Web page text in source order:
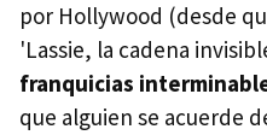
por Hollywood (desde
'Lassie, la cadena
franquicias
que alguien se acuerde